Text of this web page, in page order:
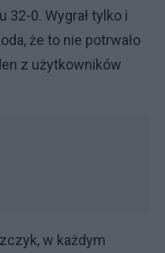
32-0. Wygrał tylko i
że to nie potrwało
z użytkowników
w każdym